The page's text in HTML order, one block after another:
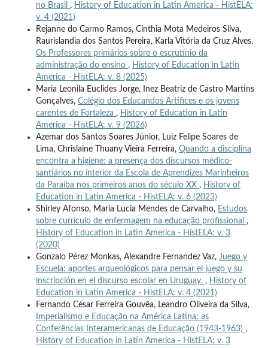
no Brasil , History of Education in Latin America - HistELA:
v. 4 (2021)
Rejanne do Carmo Ramos, Cinthia Mota Medeiros Silva,
Raurislandia dos Santos Pereira, Karla Vitória da Cruz Alves,
Os Professores primários sobre o escrutínio da
administração do ensino , History of Education in Latin
America - HistELA: v. 8 (2025)
Maria Leonila Euclides Jorge, Inez Beatriz de Castro Martins
Gonçalves, Colégio dos Educandos Artífices e os jovens
carentes de Fortaleza , History of Education in Latin
America - HistELA: v. 9 (2026)
Azemar dos Santos Soares Júnior, Luiz Felipe Soares de
Lima, Chrislaine Thuany Vieira Ferreira, Quando a disciplina
encontra a higiene: a presença dos discursos médico-
santiários no interior da Escola de Aprendizes Marinheiros
da Paraíba nos primeiros anos do século XX , History of
Education in Latin America - HistELA: v. 6 (2023)
Shirley Afonso, Maria Lucia Mendes de Carvalho, Estudos
sobre currículo de enfermagem na educação profissional ,
History of Education in Latin America - HistELA: v. 3
(2020)
Gonzalo Pérez Monkas, Alexandre Fernandez Vaz, Juego y
Escuela: aportes arqueológicos para pensar el juego y su
inscripción en el discurso escolar en Uruguay. , History of
Education in Latin America - HistELA: v. 4 (2021)
Fernando César Ferreira Gouvêa, Leandro Oliveira da Silva,
Imperialismo e Educação na América Latina: as
Conferências Interamericanas de Educação (1943-1963) ,
History of Education in Latin America - HistELA: v. 3